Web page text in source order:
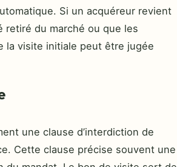
Si un acquéreur revient
retiré du marché ou que les
la visite initiale peut être jugée
une clause d’interdiction de
Cette clause précise souvent une